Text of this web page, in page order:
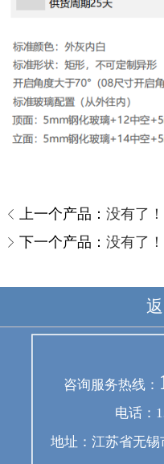
上一个产品： 没有了！
下一个产品： 没有了！
咨询服务热线：
电话：
地址：江苏省无